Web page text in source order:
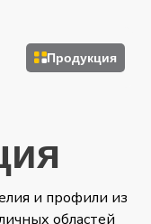
Продукция
и профили из
областей